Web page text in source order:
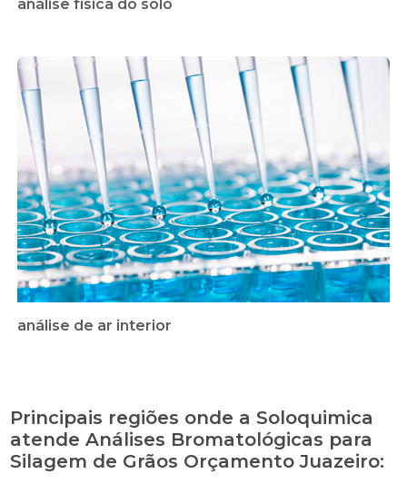
análise física do solo
análise de ar interior
Principais regiões onde a Soloquimica
atende Análises Bromatológicas para
Silagem de Grãos Orçamento Juazeiro: